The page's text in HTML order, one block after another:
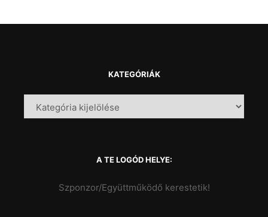
KATEGÓRIÁK
A TE LOGÓD HELYE:
Szponzor/Együttműködő kerestetik!